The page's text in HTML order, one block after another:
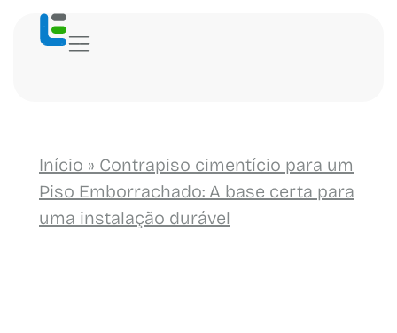
Início » Contrapiso cimentício para um
Piso Emborrachado: A base certa para
uma instalação durável